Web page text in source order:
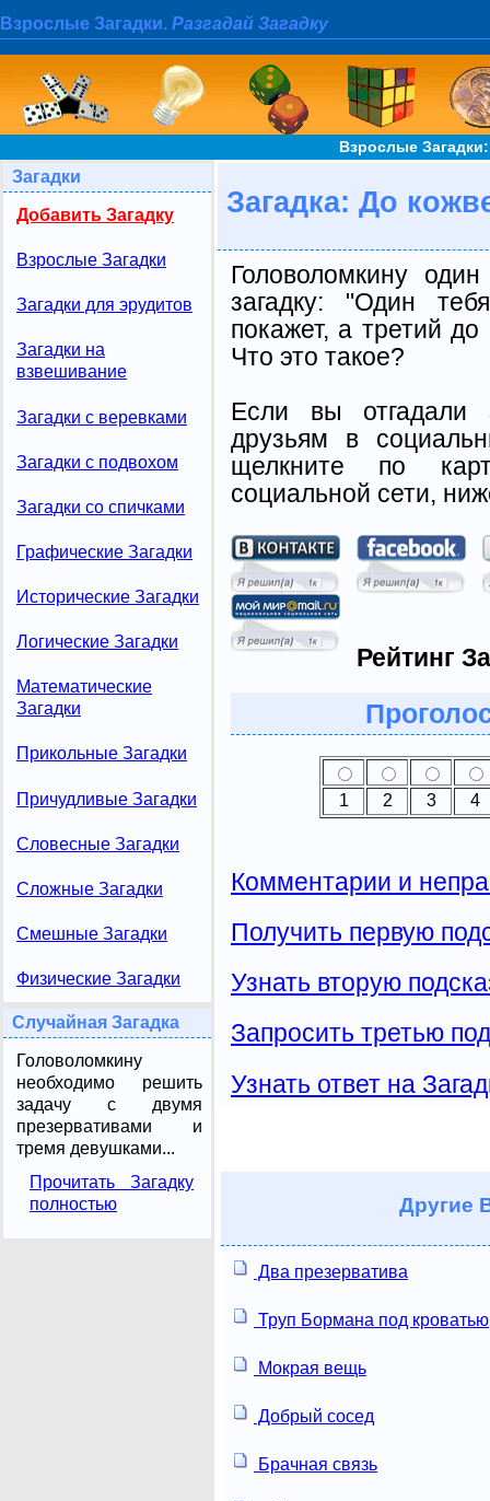
Взрослые Загадки. Разгадай Загадку
Взрослые
Загадки
Добавить Загадку
Взрослые Загадки
Загадки для эрудитов
Загадки на
взвешивание
Загадки с веревками
Загадки с подвохом
Загадки со спичками
Графические Загадки
Исторические Загадки
Логические Загадки
Математические
Загадки
Прикольные Загадки
Причудливые Загадки
Словесные Загадки
Сложные Загадки
Смешные Загадки
Физические Загадки
Случайная Загадка
Головоломкину
необходимо решить
задачу с двумя
презервативами и
тремя девушками...
Прочитать Загадку
полностью
Загадка: До
Головоломкину
загадку: "Один
покажет, а третий
Что это такое?
Если вы отгадали
друзьям в
щелкните по
социальной сети,
Рейтинг
1 2 3 4
Комментарии и
Получить первую
Узнать вторую
Запросить третью
Узнать ответ на
Другие
Два презерватива
Труп Бормана под кроватью
Мокрая вещь
Добрый сосед
Брачная связь